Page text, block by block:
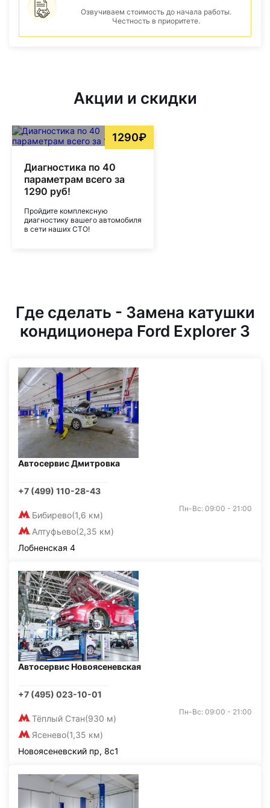
Озвучиваем стоимость до начала работы.
Честность в приоритете.
Акции и скидки
1290₽
Диагностика по 40
параметрам всего за
1290 руб!
Пройдите комплексную
диагностику вашего автомобиля
в сети наших СТО!
Где сделать - Замена катушки
кондиционера Ford Explorer 3
Автосервис Дмитровка
+7 (499) 110-28-43
Бибирево(1,6 км)
Алтуфьево(2,35 км)
Пн-Вс: 09:00 - 21:00
Лобненская 4
Автосервис Новоясеневская
+7 (495) 023-10-01
Тёплый Стан(930 м)
Ясенево(1,35 км)
Пн-Вс: 09:00 - 21:00
Новоясеневский пр, 8с1